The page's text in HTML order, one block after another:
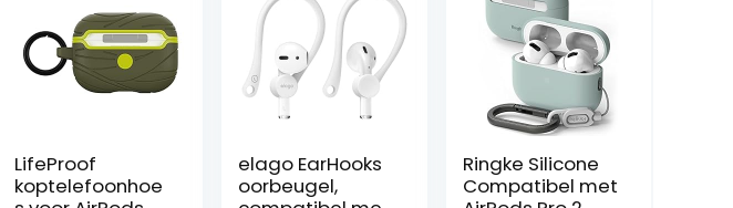
LifeProof
koptelefoonhoe
elago EarHooks
oorbeugel,
Ringke Silicone
Compatibel met